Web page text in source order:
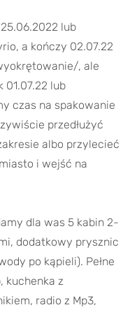
lub
a kończy 02.07.22
, ale
01.07.22 lub
czas na spakowanie
przedłużyć
albo przylecieć
i wejść na
dla was 5 kabin 2-
dodatkowy prysznic
po kąpieli). Pełne
kuchenka z
radio z Mp3,